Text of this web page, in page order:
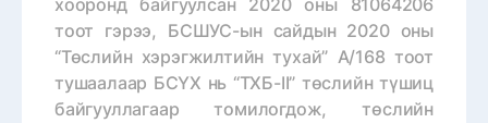
хооронд байгуулсан 2020 оны 81064206
тоот гэрээ, БСШУС-ын сайдын 2020 оны
“Төслийн хэрэгжилтийн тухай” А/168 тоот
тушаалаар БСҮХ нь “ТХБ-II” төслийн түшиц
байгууллагаар томилогдож, төслийн